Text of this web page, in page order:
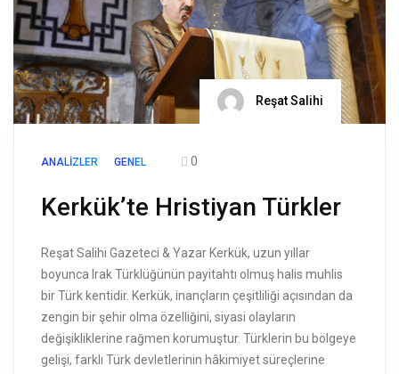
Reşat Salihi
ANALIZLER GENEL 0
Kerkük’te Hristiyan Türkler
Reşat Salihi Gazeteci & Yazar Kerkük, uzun yıllar
boyunca Irak Türklüğünün payitahtı olmuş halis muhlis
bir Türk kentidir. Kerkük, inançların çeşitliliği açısından da
zengin bir şehir olma özelliğini, siyasi olayların
değişikliklerine rağmen korumuştur. Türklerin bu bölgeye
gelişi, farklı Türk devletlerinin hâkimiyet süreçlerine